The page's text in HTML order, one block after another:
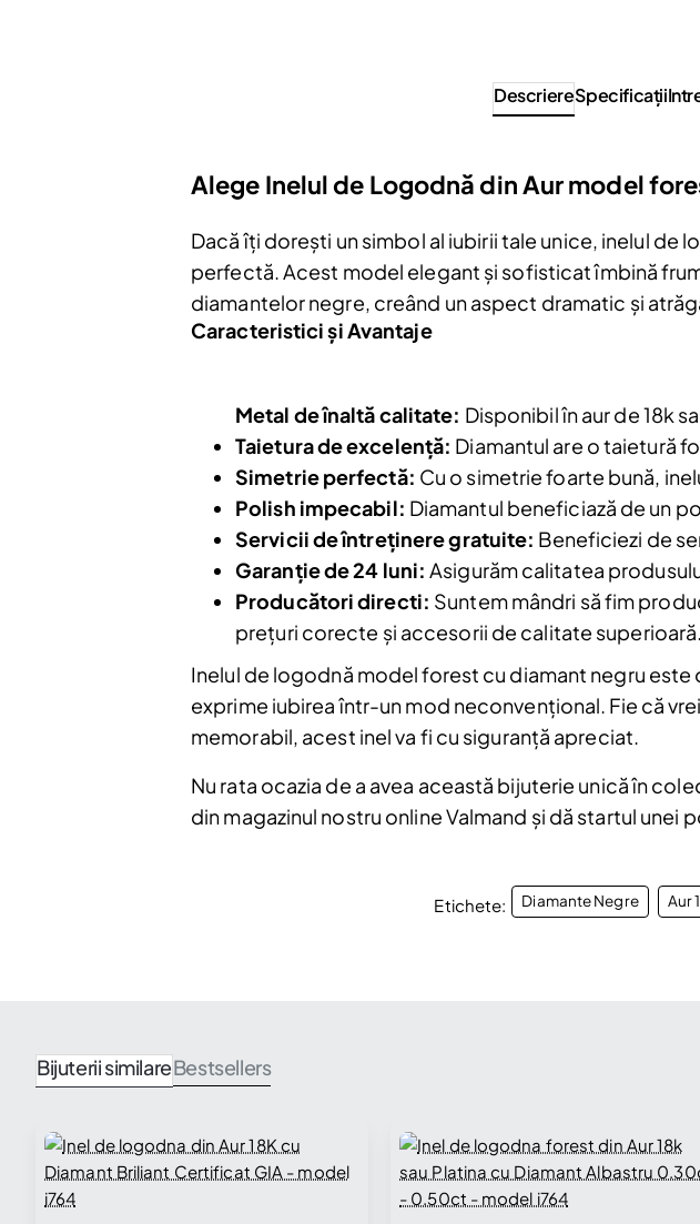
Nu mai afișa.
DescriereSpecificaţii
Alege Inelul de Logodnă din Aur model
Dacă îți dorești un simbol al iubirii tale unice, inelul
perfectă. Acest model elegant și sofisticat îmbină
diamantelor negre, creând un aspect dramatic și
Caracteristici și Avantaje
Metal de înaltă calitate: Disponibil în aur de 18k
Taietura de excelență: Diamantul are o taietură
Simetrie perfectă: Cu o simetrie foarte bună,
Polish impecabil: Diamantul beneficiază de un
Servicii de întreținere gratuite: Beneficiezi de
Garanție de 24 luni: Asigurăm calitatea
Producători directi: Suntem mândri să fim
prețuri corecte și accesorii de calitate superioară.
Inelul de logodnă model forest cu diamant negru
exprime iubirea într-un mod neconvențional. Fie că
memorabil, acest inel va fi cu siguranță apreciat.
Nu rata ocazia de a avea această bijuterie unică în
din magazinul nostru online Valmand și dă startul unei
Etichete: Diamante Negre Aur
Bijuterii similareBestsellers